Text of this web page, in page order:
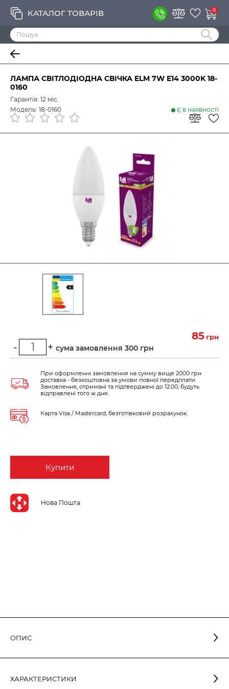
КАТАЛОГ ТОВАРІВ 0
ЛАМПА СВІТЛОДІОДНА СВІЧКА ELM 7W E14 3000K 18-
0160
ОПИС
світловіддачею понад 78 лм/Вт. Оснащена вбудованим
ХАРАКТЕРИСТИКИ
Гарантія: 12 міс.
Модель: 18-0160
Є в наявності
85 грн
Мінімальна сума замовлення 300 грн
- +
Купити
Нова Пошта
При оформленні замовлення на сумму вище 2000 грн
доставка - безкоштовна за умови повної передплати.
Замовлення, отримані та підтверджені до 12:00, будуть
відправлені того ж дня.
Карта Visa / Mastercard, безготівковий розрахунок.